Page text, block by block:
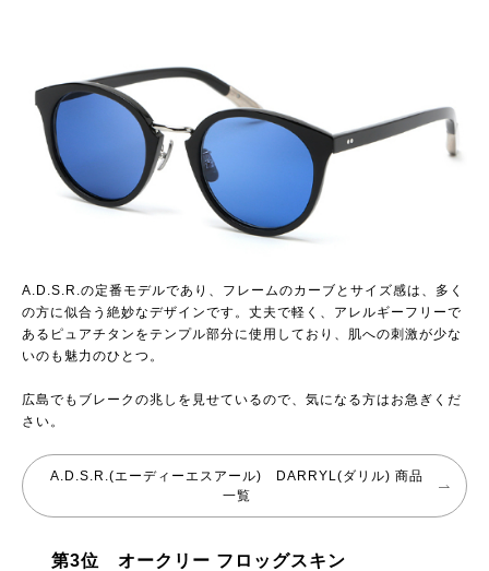
A.D.S.R.の定番モデルであり、フレームのカーブとサイズ感は、多く
の方に似合う絶妙なデザインです。丈夫で軽く、アレルギーフリーで
あるピュアチタンをテンプル部分に使用しており、肌への刺激が少な
いのも魅力のひとつ。
広島でもブレークの兆しを見せているので、気になる方はお急ぎくだ
さい。
A.D.S.R.(エーディーエスアール) DARRYL(ダリル) 商品
一覧
第3位 オークリー フロッグスキン